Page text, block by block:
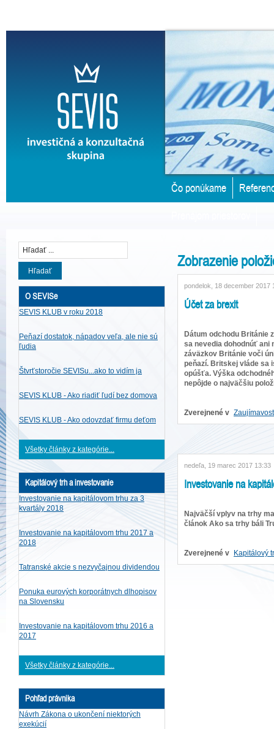
Čo ponúkame
Hľadať
O SEVISe
SEVIS KLUB v roku 2018
Peňazí dostatok, nápadov veľa, ale nie sú
ľudia
Štvrťstoročie SEVISu...ako to vidím ja
SEVIS KLUB - Ako riadiť ľudí bez domova
SEVIS KLUB - Ako odovzdať firmu deťom
Všetky články z kategórie...
Kapitálový trh a investovanie
Investovanie na kapitálovom trhu za 3
kvartály 2018
Investovanie na kapitálovom trhu 2017 a
2018
Tatranské akcie s nezvyčajnou dividendou
Ponuka eurových korporátnych dlhopisov
na Slovensku
Investovanie na kapitálovom trhu 2016 a
2017
Všetky články z kategórie...
Pohľad právnika
Návrh Zákona o ukončení niektorých
exekúcií
Zobrazenie
pondelok, 18 december 2017
Účet za brexit
Dátum odchodu Británie
sa nevedia dohodnúť ani
záväzkov Británie voči
peňazí. Britskej vláde sa
opúšťa. Výška
nepôjde o najväčšiu
Zverejnené v
nedeľa, 19 marec 2017 13:33
Investovanie na
Najväčší vplyv na trhy
článok Ako sa trhy báli
Zverejnené v Kapitálový